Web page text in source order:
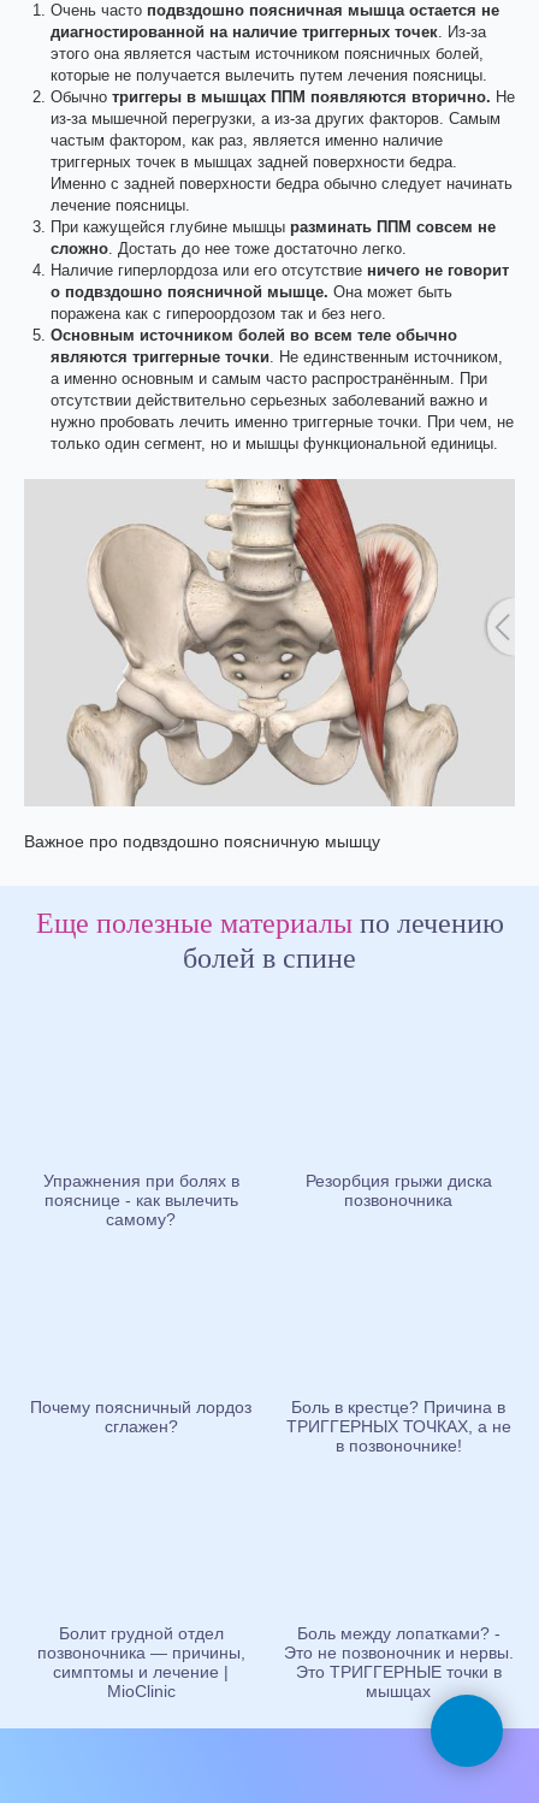
Очень часто подвздошно поясничная мышца остается не
диагностированной на наличие триггерных точек. Из-за
этого она является частым источником поясничных болей,
которые не получается вылечить путем лечения поясницы.
Обычно триггеры в мышцах ППМ появляются вторично. Не
из-за мышечной перегрузки, а из-за других факторов. Самым
частым фактором, как раз, является именно наличие
триггерных точек в мышцах задней поверхности бедра.
Именно с задней поверхности бедра обычно следует начинать
лечение поясницы.
При кажущейся глубине мышцы разминать ППМ совсем не
сложно. Достать до нее тоже достаточно легко.
Наличие гиперлордоза или его отсутствие ничего не говорит
о подвздошно поясничной мышце. Она может быть
поражена как с гипероордозом так и без него.
Основным источником болей во всем теле обычно
являются триггерные точки. Не единственным источником,
а именно основным и самым часто распространённым. При
отсутствии действительно серьезных заболеваний важно и
нужно пробовать лечить именно триггерные точки. При чем, не
только один сегмент, но и мышцы функциональной единицы.
Важное про подвздошно поясничную мышцу
Еще полезные материалыпо лечению
болей в спине
Упражнения при болях в
пояснице - как вылечить
самому?
Резорбция грыжи диска
позвоночника
Почему поясничный лордоз
сглажен?
Боль в крестце? Причина в
ТРИГГЕРНЫХ ТОЧКАХ, а не
в позвоночнике!
Болит грудной отдел
позвоночника — причины,
симптомы и лечение |
MioClinic
Боль между лопатками? -
Это не позвоночник и нервы.
Это ТРИГГЕРНЫЕ точки в
мышцах